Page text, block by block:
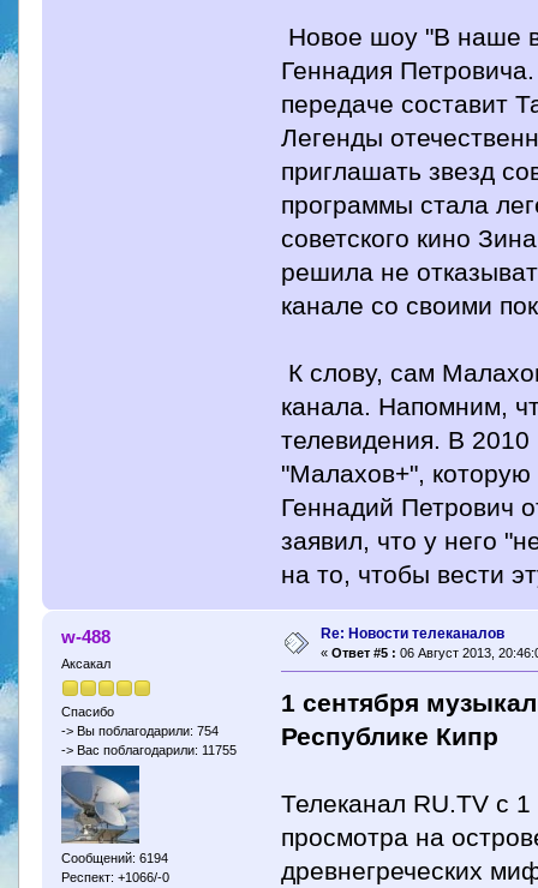
Новое шоу "В наше
Геннадия
передаче составит
Легенды
приглашать звезд
программы стала
советского кино
решила не
канале со своими
К слову, сам
канала. Напомним,
телевидения. В
"Малахов+",
Геннадий Петрович
заявил, что у него
на то, чтобы вести
w-488
Аксакал
Спасибо
-> Вы поблагодарили: 754
-> Вас поблагодарили: 11755
Сообщений: 6194
Респект: +1066/-0
Re: Новости телеканалов
« Ответ #5 : 06 Август 2013,
1 сентября
Республике Кипр
Телеканал RU.TV с
просмотра на
древнегреческих